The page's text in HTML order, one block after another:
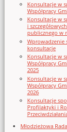
Konsultacje w
Współpracy
Konsultacje w
i
publicznego w
Wprowadzenie
konsultacje
Konsultacje w
Współpracy
2025
Konsultacje w
Współpracy
2026
Konsultacje
Profilaktyki i
Młodzieżowa